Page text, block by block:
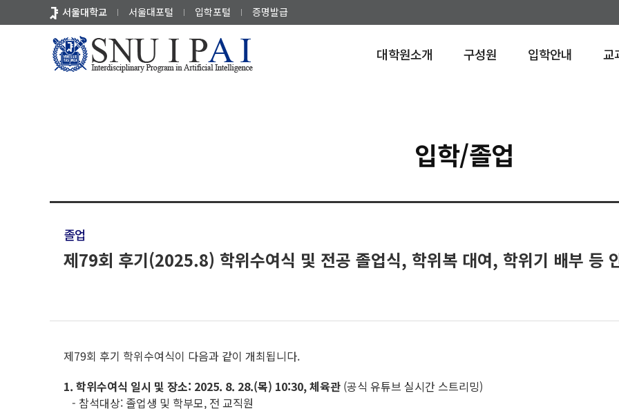
로
서울대학교 서울대포털 입학포털 증명발급
대학원소개 구성원 입학안내 교
공지 입학/졸업
입학/졸업
졸업
제79회 후기(2025.8) 학위수여식 및 전공 졸업식, 학위복 대여, 학위기 배부 등
제79회 후기 학위수여식이 다음과 같이 개최됩니다.
1. 학위수여식 일시 및 장소: 2025. 8. 28.(목) 10:30, 체육관 (공식 유튜브 실시간 스트리밍)
- 참석대상: 졸업생 및 학부모, 전 교직원